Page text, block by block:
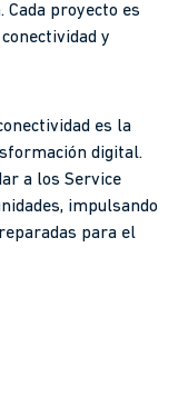
Cada proyecto es
y
es la
digital.
a los Service
impulsando
para el